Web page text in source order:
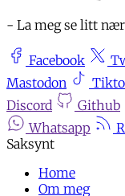
- La meg se litt
Facebook
Mastodon
Discord
Github
Whatsapp
Home
Om meg